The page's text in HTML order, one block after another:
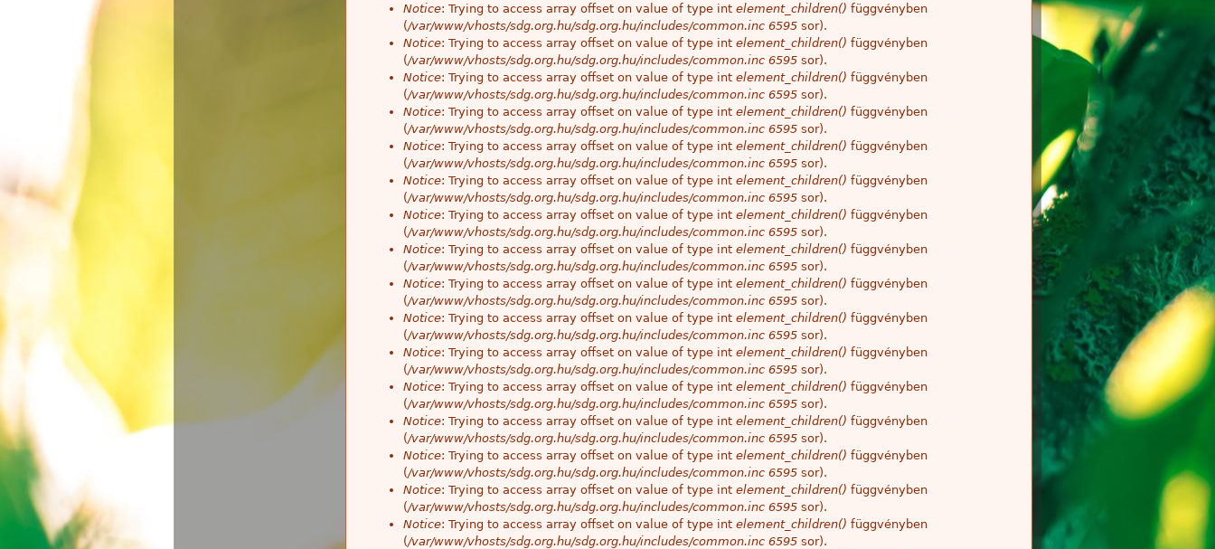
Notice: Trying to access array offset on value of type int element_children() függvényben
(/var/www/vhosts/sdg.org.hu/sdg.org.hu/includes/common.inc 6595 sor).
Notice: Trying to access array offset on value of type int element_children() függvényben
(/var/www/vhosts/sdg.org.hu/sdg.org.hu/includes/common.inc 6595 sor).
Notice: Trying to access array offset on value of type int element_children() függvényben
(/var/www/vhosts/sdg.org.hu/sdg.org.hu/includes/common.inc 6595 sor).
Notice: Trying to access array offset on value of type int element_children() függvényben
(/var/www/vhosts/sdg.org.hu/sdg.org.hu/includes/common.inc 6595 sor).
Notice: Trying to access array offset on value of type int element_children() függvényben
(/var/www/vhosts/sdg.org.hu/sdg.org.hu/includes/common.inc 6595 sor).
Notice: Trying to access array offset on value of type int element_children() függvényben
(/var/www/vhosts/sdg.org.hu/sdg.org.hu/includes/common.inc 6595 sor).
Notice: Trying to access array offset on value of type int element_children() függvényben
(/var/www/vhosts/sdg.org.hu/sdg.org.hu/includes/common.inc 6595 sor).
Notice: Trying to access array offset on value of type int element_children() függvényben
(/var/www/vhosts/sdg.org.hu/sdg.org.hu/includes/common.inc 6595 sor).
Notice: Trying to access array offset on value of type int element_children() függvényben
(/var/www/vhosts/sdg.org.hu/sdg.org.hu/includes/common.inc 6595 sor).
Notice: Trying to access array offset on value of type int element_children() függvényben
(/var/www/vhosts/sdg.org.hu/sdg.org.hu/includes/common.inc 6595 sor).
Notice: Trying to access array offset on value of type int element_children() függvényben
(/var/www/vhosts/sdg.org.hu/sdg.org.hu/includes/common.inc 6595 sor).
Notice: Trying to access array offset on value of type int element_children() függvényben
(/var/www/vhosts/sdg.org.hu/sdg.org.hu/includes/common.inc 6595 sor).
Notice: Trying to access array offset on value of type int element_children() függvényben
(/var/www/vhosts/sdg.org.hu/sdg.org.hu/includes/common.inc 6595 sor).
Notice: Trying to access array offset on value of type int element_children() függvényben
(/var/www/vhosts/sdg.org.hu/sdg.org.hu/includes/common.inc 6595 sor).
Notice: Trying to access array offset on value of type int element_children() függvényben
(/var/www/vhosts/sdg.org.hu/sdg.org.hu/includes/common.inc 6595 sor).
Notice: Trying to access array offset on value of type int element_children() függvényben
(/var/www/vhosts/sdg.org.hu/sdg.org.hu/includes/common.inc 6595 sor).